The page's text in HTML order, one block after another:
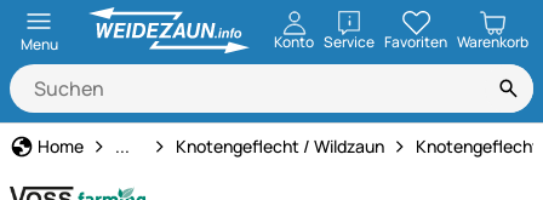
Menu Konto ServiceöffnenFavoriten Warenkorb
Home Weidezaun
... Knotengeflecht / Wildzaun